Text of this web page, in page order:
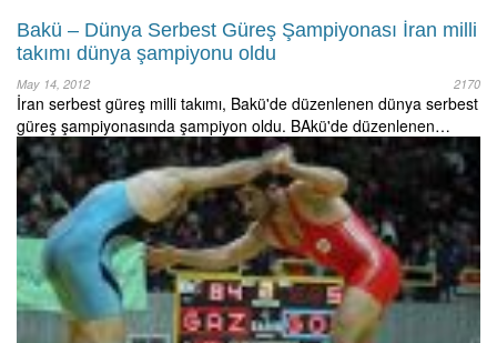
Bakü – Dünya Serbest Güreş Şampiyonası İran milli
takımı dünya şampiyonu oldu
May 14, 2012 2170
İran serbest güreş milli takımı, Bakü'de düzenlenen dünya serbest
güreş şampiyonasında şampiyon oldu. BAkü'de düzenlenen…